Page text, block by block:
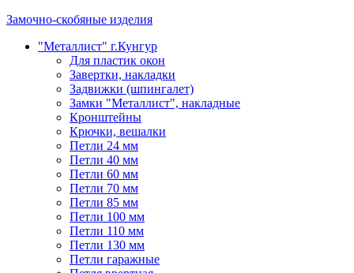
Замочно-скобяные изделия
"Металлист" г.Кунгур
Для пластик окон
Завертки, накладки
Задвижки (шпингалет)
Замки "Металлист", накладные
Кронштейны
Крючки, вешалки
Петли 24 мм
Петли 40 мм
Петли 60 мм
Петли 70 мм
Петли 85 мм
Петли 100 мм
Петли 110 мм
Петли 130 мм
Петли гаражные